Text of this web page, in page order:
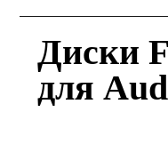
Диски
для